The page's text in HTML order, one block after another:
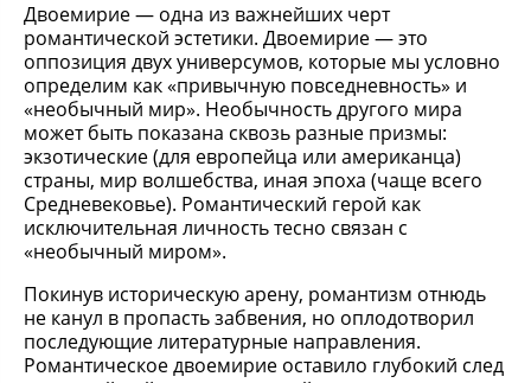
Двоемирие — одна из важнейших черт
романтической эстетики. Двоемирие — это
оппозиция двух универсумов, которые мы условно
определим как «привычную повседневность» и
«необычный мир». Необычность другого мира
может быть показана сквозь разные призмы:
экзотические (для европейца или американца)
страны, мир волшебства, иная эпоха (чаще всего
Средневековье). Романтический герой как
исключительная личность тесно связан с
«необычный миром».
Покинув историческую арену, романтизм отнюдь
не канул в пропасть забвения, но оплодотворил
последующие литературные направления.
Романтическое двоемирие оставило глубокий след